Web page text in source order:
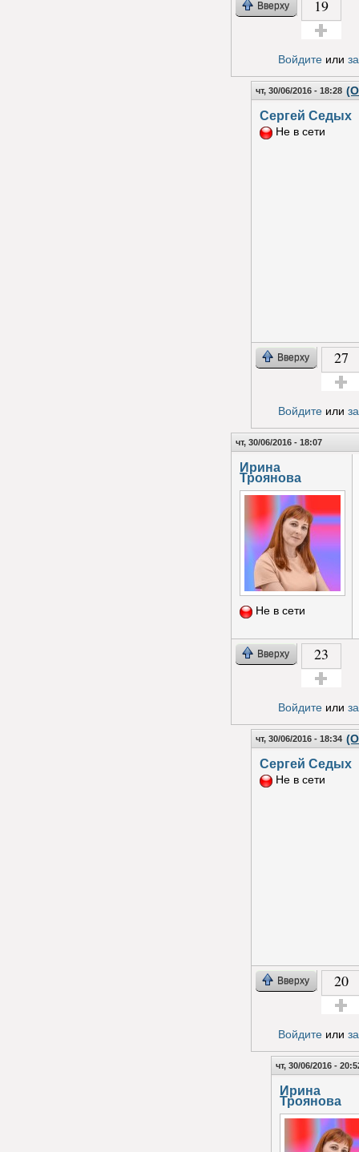
Вверху 19
Войдитеили
чт, 30/06/2016 - 18:28
Сергей Седых
Не в сети
Вверху 27
Войдитеили
чт, 30/06/2016 - 18:07
Ирина
Троянова
Не в сети
Вверху 23
Войдитеили
чт, 30/06/2016 - 18:34
Сергей Седых
Не в сети
Вверху 20
Войдитеили
чт, 30/06/2016 -
Ирина
Троянова